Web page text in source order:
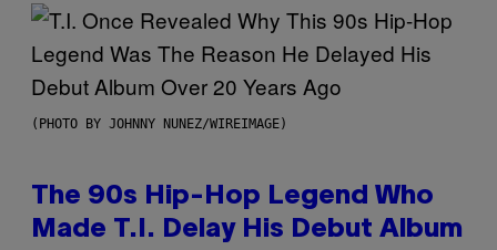
(PHOTO BY JOHNNY NUNEZ/WIREIMAGE)
The 90s Hip-Hop Legend Who
Made T.I. Delay His Debut Album